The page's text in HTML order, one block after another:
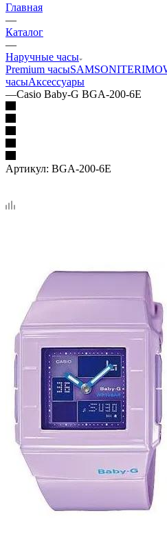
Главная
—
Каталог
—
Наручные часы
Premium часыSAMSONITE
часыАксессуары
—Casio Baby-G BGA-200-6E
Артикул: BGA-200-6E